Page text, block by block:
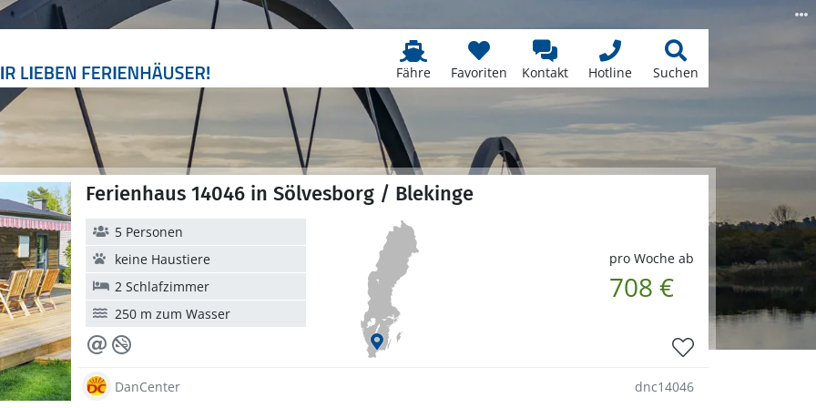
Fähre Favoriten Kontakt Hotline Suchen
Ferienhaus 14046 in Sölvesborg / Blekinge
pro Woche ab
708 €
5 Personen
keine Haustiere
2 Schlafzimmer
250 m zum Wasser
DanCenter dnc14046